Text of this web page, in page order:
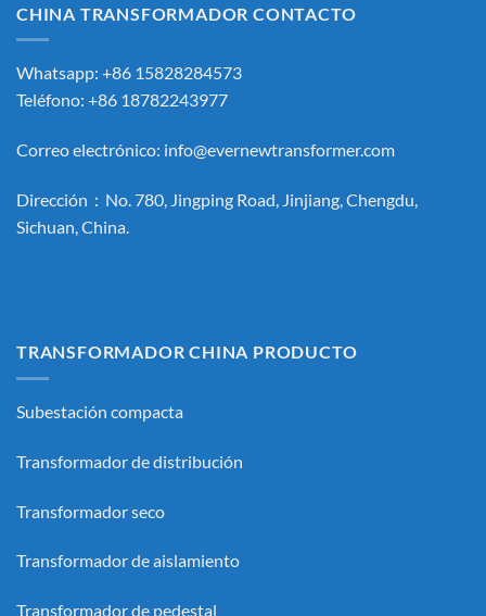
CHINA TRANSFORMADOR CONTACTO
Whatsapp: +86 15828284573
Teléfono: +86 18782243977
Correo electrónico: info@evernewtransformer.com
Dirección：No. 780, Jingping Road, Jinjiang, Chengdu,
Sichuan, China.
TRANSFORMADOR CHINA PRODUCTO
Subestación compacta
Transformador de distribución
Transformador seco
Transformador de aislamiento
Transformador de pedestal